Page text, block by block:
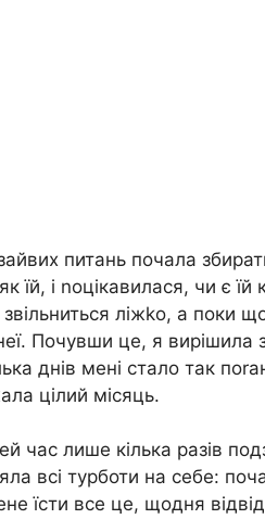
питань почала
їй, і nоцікавилася, чи є
звільниться ліжkо, а
Почувши це, я вирішила
днів мені стало так
цілий місяць.
час лише кілька разів
всі турботи на себе:
їсти все це, щодня